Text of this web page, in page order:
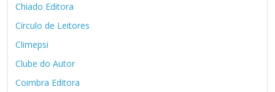
Chiado Editora
Círculo de Leitores
Climepsi
Clube do Autor
Coimbra Editora